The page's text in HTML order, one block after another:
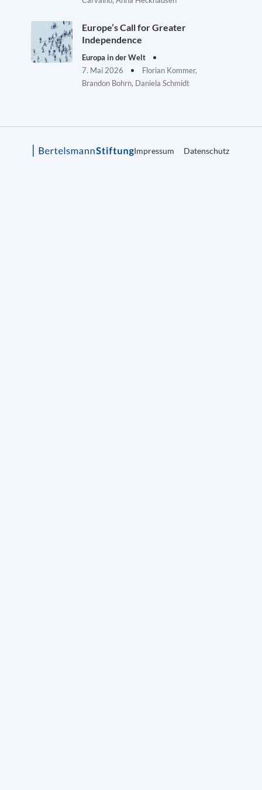
Europe’s Call for Greater
Independence
Europa in der Welt
7. Mai 2026
Florian Kommer,
Brandon Bohrn, Daniela Schmidt
Impressum Datenschutz